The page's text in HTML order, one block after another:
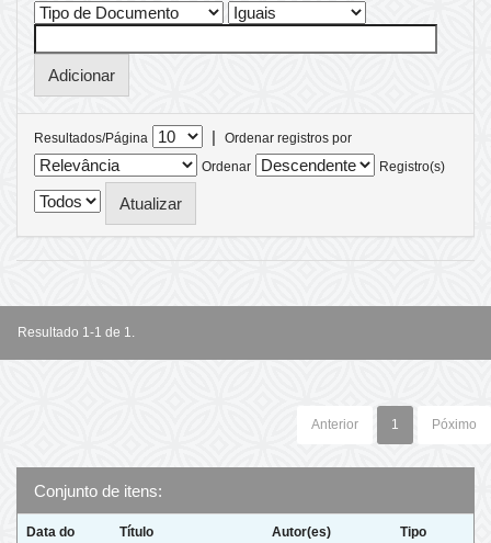
Resultados/Página |
Ordenar registros por
Ordenar
Registro(s)
Resultado 1-1 de 1.
Anterior 1 Póximo
Conjunto de itens:
Data do
Título Autor(es) Tipo